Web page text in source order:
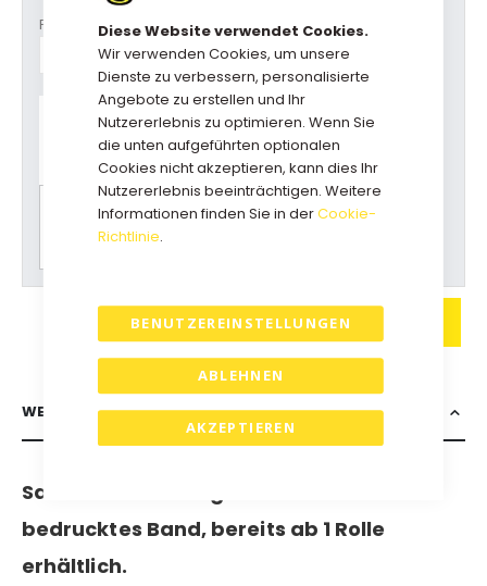
Diese Website verwendet Cookies.
Wir verwenden Cookies, um unsere
Dienste zu verbessern, personalisierte
Angebote zu erstellen und Ihr
Nutzererlebnis zu optimieren. Wenn Sie
die unten aufgeführten optionalen
Cookies nicht akzeptieren, kann dies Ihr
Nutzererlebnis beeinträchtigen. Weitere
Informationen finden Sie in derCookie-
Richtlinie.
AKZEPTIEREN
BENUTZEREINSTELLUNGEN
ABLEHNEN
Format
Haben Sie Fragen zu diesem
Produkt?
Rufen Sie uns an: +31(0)73-5229800
kundendienst@geschenkboxdirekt.de
Bitte wählen Sie zuerst alle Optionen für einen
Preisvorschlag.
IN DEN WARENKORB
WEITERE INFORMATIONEN
Satinband Cut-Edge - Luxuriöses
bedrucktes Band, bereits ab 1 Rolle
erhältlich.